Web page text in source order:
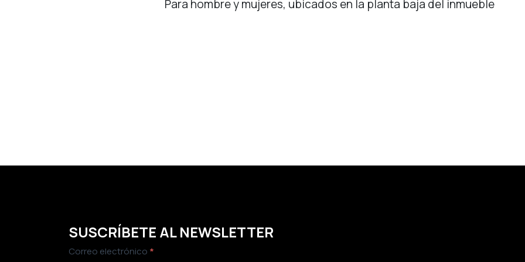
Para hombre y mujeres, ubicados en la planta baja del inmueble
SUSCRÍBETE AL NEWSLETTER
Newsletter
Correo electrónico *